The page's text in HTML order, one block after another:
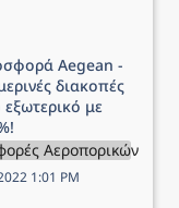
διακοπές
με
Αεροπορικών
1:01 PM